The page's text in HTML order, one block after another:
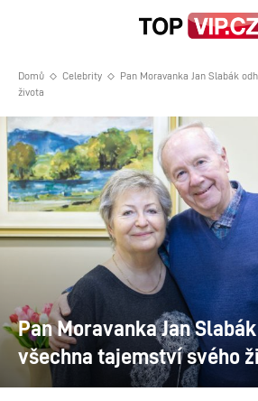
Domů Celebrity
Pan Moravanka Jan Slabák
života
Pan Moravanka Jan
všechna tajemství svého